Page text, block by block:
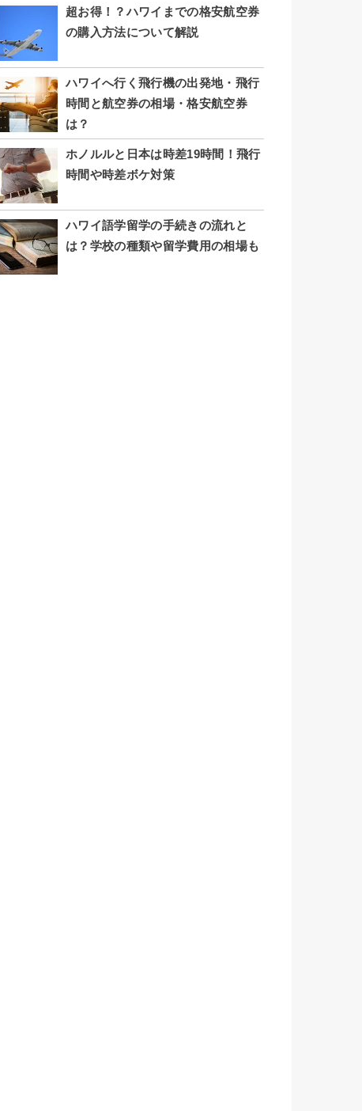
超お得！？ハワイまでの格安航空券
の購入方法について解説
ハワイへ行く飛行機の出発地・飛行
時間と航空券の相場・格安航空券
は？
ホノルルと日本は時差19時間！飛行
時間や時差ボケ対策
ハワイ語学留学の手続きの流れと
は？学校の種類や留学費用の相場も